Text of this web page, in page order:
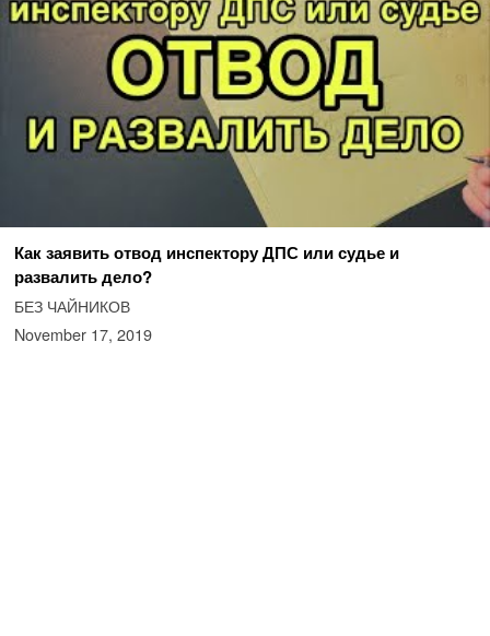
Как заявить отвод инспектору ДПС или судье и
развалить дело?
БЕЗ ЧАЙНИКОВ
November 17, 2019